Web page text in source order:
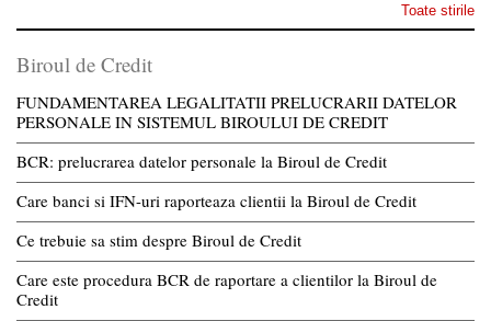
Toate stirile
Biroul de Credit
FUNDAMENTAREA LEGALITATII PRELUCRARII DATELOR
PERSONALE IN SISTEMUL BIROULUI DE CREDIT
BCR: prelucrarea datelor personale la Biroul de Credit
Care banci si IFN-uri raporteaza clientii la Biroul de Credit
Ce trebuie sa stim despre Biroul de Credit
Care este procedura BCR de raportare a clientilor la Biroul de
Credit